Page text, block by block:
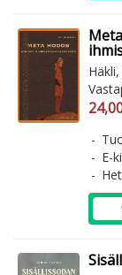
E-